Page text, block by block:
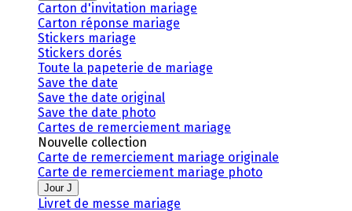
Carton d'invitation mariage
Carton réponse mariage
Stickers mariage
Stickers dorés
Toute la papeterie de mariage
Save the date
Save the date original
Save the date photo
Cartes de remerciement mariage
Nouvelle collection
Carte de remerciement mariage originale
Carte de remerciement mariage photo
Jour J
Livret de messe mariage